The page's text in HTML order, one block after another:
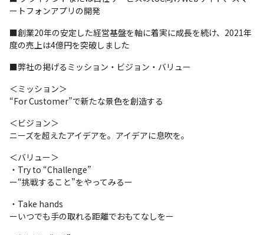
ートフォンアプリの開発
■創業20年の安定した経営基盤を軸に着実に成長を続け、2021年
度の売上は4億円を突破しました
■弊社の掲げるミッション・ビジョン・バリュー
＜ミッション＞
“For Customer”で新たな景色を創造する
＜ビジョン＞
ニーズを超えたアイデアを。アイデアに息吹を。
＜バリュー＞
・Try to “Challenge”
ー“挑戦すること”をやってみるー
・Take hands
ーいつでも手の取れる距離でおもてなしをー